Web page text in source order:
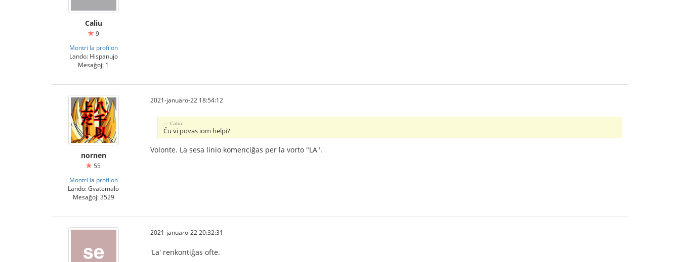
Caliu
9
Montri la profilon
Lando: Hispanujo
Mesaĝoj: 1
nornen
55
Montri la profilon
Lando: Gvatemalo
Mesaĝoj: 3529
2021-januaro-22 18:54:12
Caliu:
Ĉu vi povas iom helpi?
Volonte. La sesa linio komenciĝas per la vorto "LA".
2021-januaro-22 20:32:31
'La' renkontiĝas ofte.